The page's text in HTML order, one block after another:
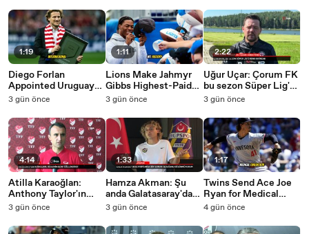
1:19
Diego Forlan
Appointed Uruguay
Interim Head Coach
3 gün önce
4:14
Atilla Karaoğlan:
Anthony Taylor'ın
burada olması Türk
önemli bir fırsat
3 gün önce
1:11
Lions Make Jahmyr
Gibbs Highest-Paid
Running Back with
3 gün önce
1:33
Hamza Akman: Şu
anda Galatasaray'da
bir genç oyuncunun
zor
3 gün önce
elimizden geleni
yapıyoruz
2:22
Uğur Uçar: Çorum FK
bu sezon Süper Lig'e
renk katacak
3 gün önce
1:17
Twins Send Ace Joe
Ryan for Medical
Evaluation After
Struggle
4 gün önce